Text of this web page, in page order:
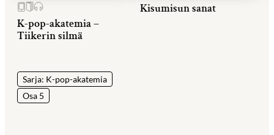
K-pop-akatemia –
Tiikerin silmä
Sarja: K-pop-akatemia
Osa 5
Kisumisun sanat